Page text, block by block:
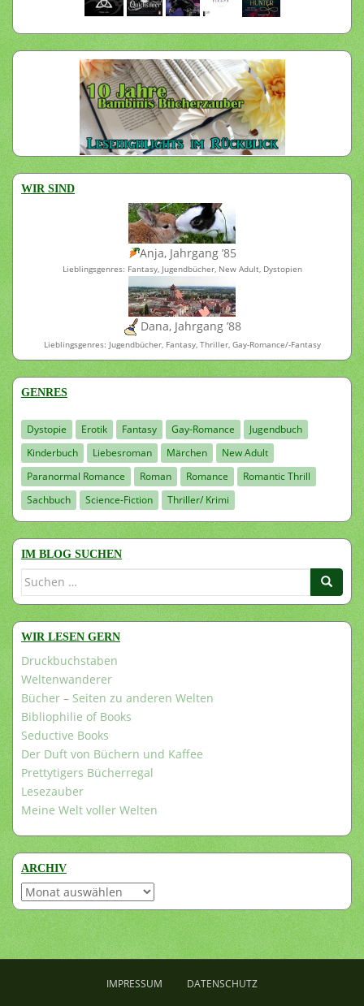
WIR SIND
Anja, Jahrgang ’85
Lieblingsgenres: Fantasy, Jugendbücher, New Adult, Dystopien
Dana, Jahrgang ’88
Lieblingsgenres: Jugendbücher, Fantasy, Thriller, Gay-Romance/-Fantasy
GENRES
Dystopie Erotik Fantasy Gay-Romance
Jugendbuch
Kinderbuch
Liebesroman Märchen
New Adult
Paranormal Romance
Roman Romance
Romantic Thrill
Sachbuch
Science-Fiction Thriller/ Krimi
IM BLOG SUCHEN
Suchen
WIR LESEN GERN
Druckbuchstaben
Weltenwanderer
Bücher – Seiten zu anderen Welten
Bibliophilie of Books
Seductive Books
Der Duft von Büchern und Kaffee
Prettytigers Bücherregal
Lesezauber
Meine Welt voller Welten
ARCHIV
Archiv
IMPRESSUM DATENSCHUTZ